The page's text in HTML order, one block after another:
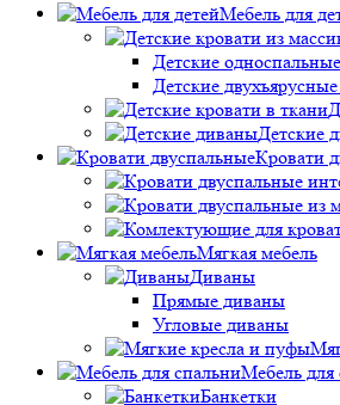
Мебель для
Детские
Детские
Детские
Кровати
Мягкая мебель
Диваны
Прямые диваны
Угловые диваны
Мебель для
Банкетки